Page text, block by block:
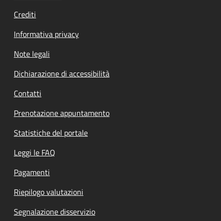
Crediti
Informativa privacy
Note legali
Dichiarazione di accessibilità
Contatti
Prenotazione appuntamento
Statistiche del portale
Leggi le FAQ
Pagamenti
Riepilogo valutazioni
Segnalazione disservizio